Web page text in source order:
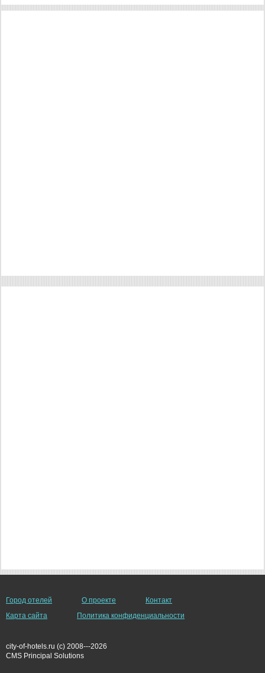
Город отелей О проекте
Контакт
Карта сайта
Политика конфиденциальности
city-of-hotels.ru (c) 2008---2026
СMS Principal Solutions